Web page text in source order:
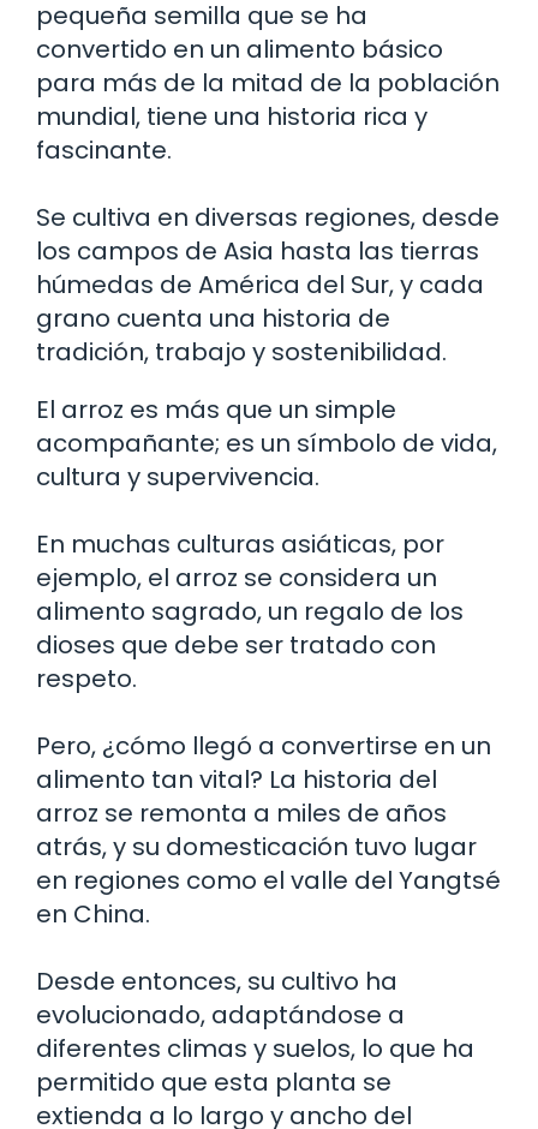
pequeña semilla que se ha
convertido en un alimento básico
para más de la mitad de la población
mundial, tiene una historia rica y
fascinante.
Se cultiva en diversas regiones, desde
los campos de Asia hasta las tierras
húmedas de América del Sur, y cada
grano cuenta una historia de
tradición, trabajo y sostenibilidad.
El arroz es más que un simple
acompañante; es un símbolo de vida,
cultura y supervivencia.
En muchas culturas asiáticas, por
ejemplo, el arroz se considera un
alimento sagrado, un regalo de los
dioses que debe ser tratado con
respeto.
Pero, ¿cómo llegó a convertirse en un
alimento tan vital? La historia del
arroz se remonta a miles de años
atrás, y su domesticación tuvo lugar
en regiones como el valle del Yangtsé
en China.
Desde entonces, su cultivo ha
evolucionado, adaptándose a
diferentes climas y suelos, lo que ha
permitido que esta planta se
extienda a lo largo y ancho del